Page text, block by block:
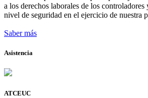
a los derechos laborales de los
nivel de seguridad en el ejercicio de nuestra
Saber más
Asistencia
ATCEUC